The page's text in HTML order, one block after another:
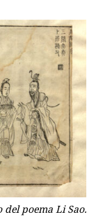
poema Li Sao.